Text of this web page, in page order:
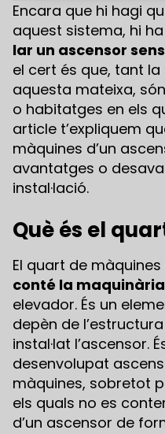
Encara que hi hagi
aquest sistema, hi
lar un ascensor
el cert és que, tant
aquesta mateixa,
o habitatges en els
article t’expliquem
màquines d’un
avantatges o
instal·lació.
Què és el
El quart de màquines
conté la maquinària
elevador. És un
depèn de
instal·lat l’ascensor.
desenvolupat
màquines, sobretot
els quals no es
d’un ascensor de